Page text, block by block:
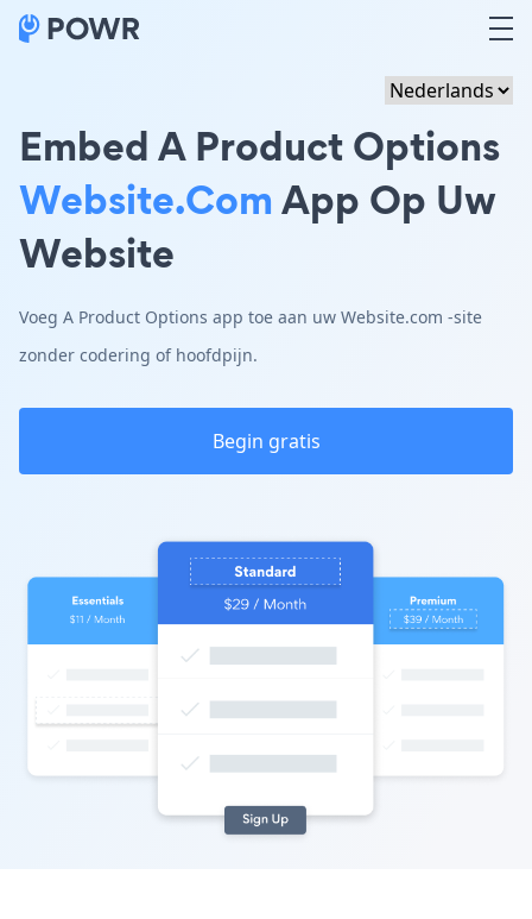
Embed A Product Options
Website.comApp Op Uw
Website
Voeg A Product Options app toe aan uw Website.com -site
zonder codering of hoofdpijn.
Begin gratis